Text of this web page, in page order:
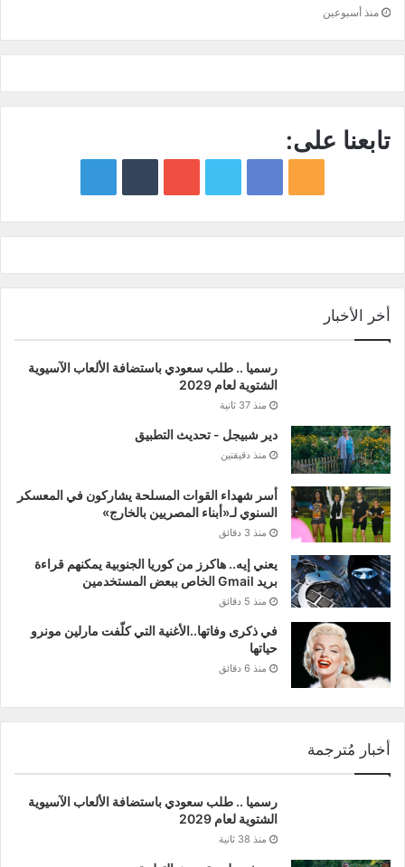
منذ أسبوعين
تابعنا على:
أخر الأخبار
رسميا .. طلب سعودي باستضافة الألعاب الآسيوية
الشتوية لعام 2029
منذ 37 ثانية
دير شبيجل - تحديث التطبيق
منذ دقيقتين
أسر شهداء القوات المسلحة يشاركون في المعسكر
السنوي لـ«أبناء المصريين بالخارج»
منذ 3 دقائق
يعني إيه.. هاكرز من كوريا الجنوبية يمكنهم قراءة
بريد Gmail الخاص ببعض المستخدمين
منذ 5 دقائق
في ذكرى وفاتها..الأغنية التي كلّفت مارلين مونرو
حياتها
منذ 6 دقائق
أخبار مُترجمة
رسميا .. طلب سعودي باستضافة الألعاب الآسيوية
الشتوية لعام 2029
منذ 38 ثانية